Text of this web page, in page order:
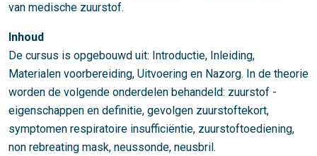
van medische zuurstof.
Inhoud
De cursus is opgebouwd uit: Introductie, Inleiding,
Materialen voorbereiding, Uitvoering en Nazorg. In de theorie
worden de volgende onderdelen behandeld: zuurstof -
eigenschappen en definitie, gevolgen zuurstoftekort,
symptomen respiratoire insufficiëntie, zuurstoftoediening,
non rebreating mask, neussonde, neusbril.